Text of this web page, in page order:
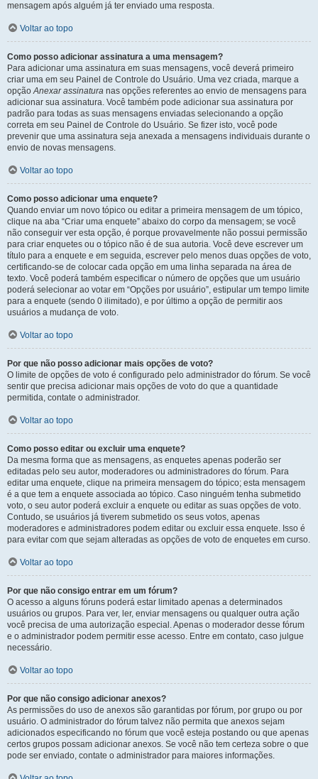
mensagem após alguém já ter enviado uma resposta.
Voltar ao topo
Como posso adicionar assinatura a uma mensagem?
Para adicionar uma assinatura em suas mensagens, você deverá primeiro
criar uma em seu Painel de Controle do Usuário. Uma vez criada, marque a
opçãoAnexar assinatura nas opções referentes ao envio de mensagens para
adicionar sua assinatura. Você também pode adicionar sua assinatura por
padrão para todas as suas mensagens enviadas selecionando a opção
correta em seu Painel de Controle do Usuário. Se fizer isto, você pode
prevenir que uma assinatura seja anexada a mensagens individuais durante o
envio de novas mensagens.
Voltar ao topo
Como posso adicionar uma enquete?
Quando enviar um novo tópico ou editar a primeira mensagem de um tópico,
clique na aba “Criar uma enquete” abaixo do corpo da mensagem; se você
não conseguir ver esta opção, é porque provavelmente não possui permissão
para criar enquetes ou o tópico não é de sua autoria. Você deve escrever um
título para a enquete e em seguida, escrever pelo menos duas opções de voto,
certificando-se de colocar cada opção em uma linha separada na área de
texto. Você poderá também especificar o número de opções que um usuário
poderá selecionar ao votar em “Opções por usuário”, estipular um tempo limite
para a enquete (sendo 0 ilimitado), e por último a opção de permitir aos
usuários a mudança de voto.
Voltar ao topo
Por que não posso adicionar mais opções de voto?
O limite de opções de voto é configurado pelo administrador do fórum. Se você
sentir que precisa adicionar mais opções de voto do que a quantidade
permitida, contate o administrador.
Voltar ao topo
Como posso editar ou excluir uma enquete?
Da mesma forma que as mensagens, as enquetes apenas poderão ser
editadas pelo seu autor, moderadores ou administradores do fórum. Para
editar uma enquete, clique na primeira mensagem do tópico; esta mensagem
é a que tem a enquete associada ao tópico. Caso ninguém tenha submetido
voto, o seu autor poderá excluir a enquete ou editar as suas opções de voto.
Contudo, se usuários já tiverem submetido os seus votos, apenas
moderadores e administradores podem editar ou excluir essa enquete. Isso é
para evitar com que sejam alteradas as opções de voto de enquetes em curso.
Voltar ao topo
Por que não consigo entrar em um fórum?
O acesso a alguns fóruns poderá estar limitado apenas a determinados
usuários ou grupos. Para ver, ler, enviar mensagens ou qualquer outra ação
você precisa de uma autorização especial. Apenas o moderador desse fórum
e o administrador podem permitir esse acesso. Entre em contato, caso julgue
necessário.
Voltar ao topo
Por que não consigo adicionar anexos?
As permissões do uso de anexos são garantidas por fórum, por grupo ou por
usuário. O administrador do fórum talvez não permita que anexos sejam
adicionados especificando no fórum que você esteja postando ou que apenas
certos grupos possam adicionar anexos. Se você não tem certeza sobre o que
pode ser enviado, contate o administrador para maiores informações.